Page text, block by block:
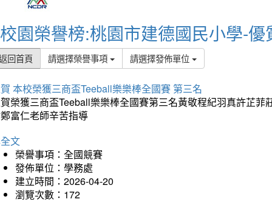
校園榮譽榜:桃園市建德國民小學-優
回首頁 請選擇榮譽事項 請選擇發佈單位
本校榮獲三商盃Teeball樂樂棒全國賽 第三名
榮獲三商盃Teeball樂樂棒全國賽第三名黃敬程紀羽真許芷
富仁老師辛苦指導
文
榮譽事項：全國競賽
發佈單位：學務處
建立時間：2026-04-20
瀏覽次數：172